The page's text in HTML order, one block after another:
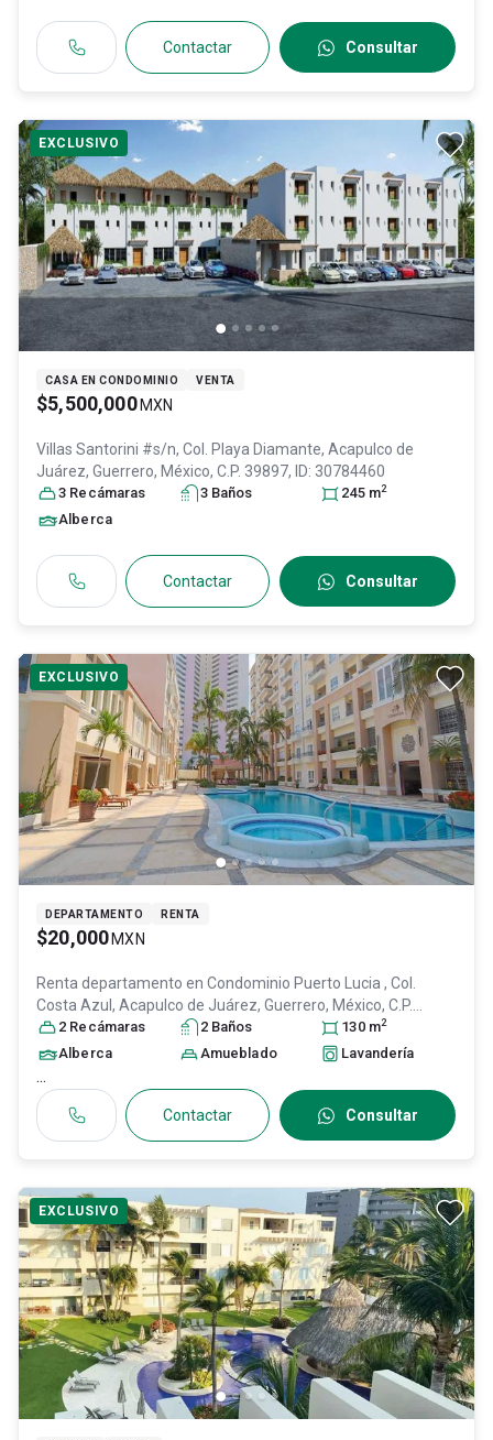
Contactar Consultar
EXCLUSIVO
CASA EN CONDOMINIO VENTA
$5,500,000 MXN
Villas Santorini #s/n, Col. Playa Diamante, Acapulco de
Juárez, Guerrero, México, C.P. 39897, ID: 30784460
3 Recámaras 3 Baños 245 m2
Alberca
Contactar Consultar
EXCLUSIVO
DEPARTAMENTO RENTA
$20,000 MXN
Renta departamento en Condominio Puerto Lucia , Col.
Costa Azul, Acapulco de Juárez, Guerrero, México, C.P.
39850, ID:28216283
2 Recámaras 2 Baños 130 m2
Alberca Amueblado Lavandería
...
Contactar Consultar
EXCLUSIVO